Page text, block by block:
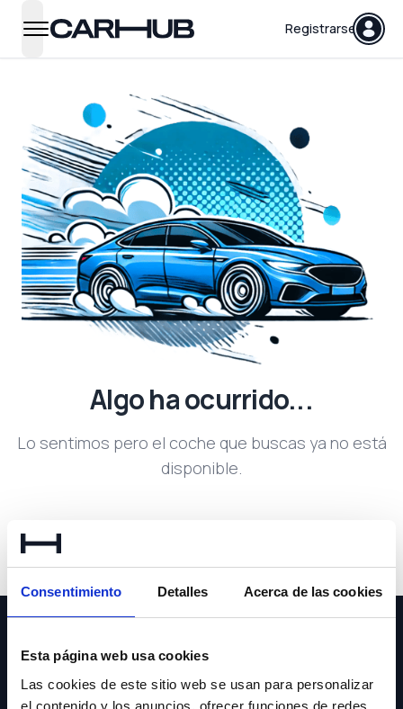
Consentimiento Detalles Acerca de las cookies
Esta página web usa cookies
Las cookies de este sitio web se usan para personalizar
el contenido y los anuncios, ofrecer funciones de redes
open navigation menu
Carhub Registrarse
Algo ha ocurrido...
Lo sentimos pero el coche que buscas ya no está
disponible.